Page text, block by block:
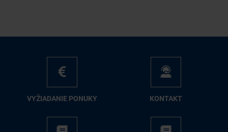
VY­ŽIA­DA­NIE PO­NU­KY KON­TAKT